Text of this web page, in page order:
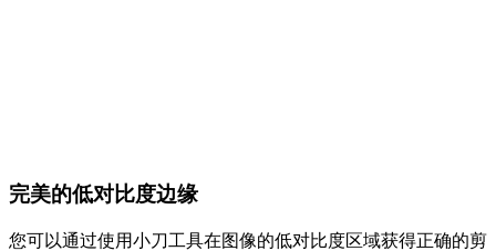
完美的低对比度边缘
您可以通过使用小刀工具在图像的低对比度区域获得正确的剪